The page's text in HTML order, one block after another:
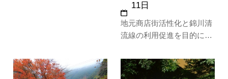
す！各酒蔵の思いを込めて
作られた日本酒をぜひお楽
地元商店街活性化と錦川清
流線の利用促進を目的に開
も実施予定です。
11日